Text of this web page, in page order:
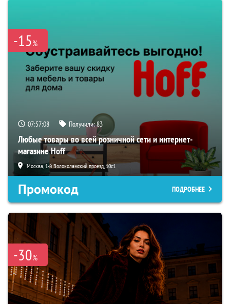
-15%
07:57:06 Получили:83
Любые товары во всей розничной сети и интернет-
магазине Hoff
Москва, 1-й Волоколамский проезд, 10с1
Промокод ПОДРОБНЕЕ
-30%